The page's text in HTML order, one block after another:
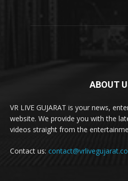
ABOUT
VR LIVE GUJARAT is your news,
website. We provide you with the
videos straight from the
Contact us: